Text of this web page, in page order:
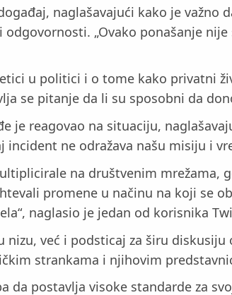
naglašavajući kako je
„Ovako ponašanje
u politici i o tome kako privatni
se pitanje da li su sposobni da
je reagovao na situaciju,
incident ne odražava našu misiju i
na društvenim mrežama,
promene u načinu na koji se
naglasio je jedan od korisnika
nizu, već i podsticaj za širu
strankama i njihovim
da postavlja visoke standarde za